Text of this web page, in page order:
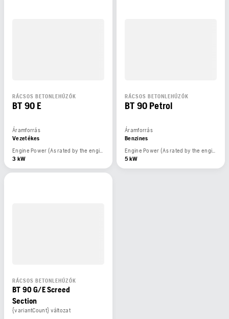
RÁCSOS BETONLEHÚZÓK
BT 90 E
Áramforrás
Vezetékes
Engine Power (As rated by the engine manufacturer)
3 kW
RÁCSOS BETONLEHÚZÓK
BT 90 Petrol
Áramforrás
Benzines
Engine Power (As rated by the engine manufacturer)
5 kW
RÁCSOS BETONLEHÚZÓK
BT 90 G/E Screed
Section
{variantCount} változat